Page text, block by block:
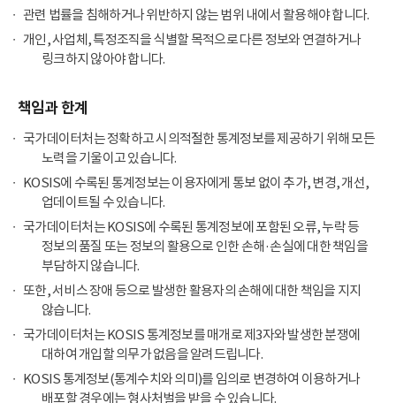
관련 법률을 침해하거나 위반하지 않는 범위 내에서 활용해야 합니다.
개인, 사업체, 특정조직을 식별할 목적으로 다른 정보와 연결하거나
링크하지 않아야 합니다.
책임과 한계
국가데이터처는 정확하고 시의적절한 통계정보를 제공하기 위해 모든
노력을 기울이고 있습니다.
KOSIS에 수록된 통계정보는 이용자에게 통보 없이 추가, 변경, 개선,
업데이트될 수 있습니다.
국가데이터처는 KOSIS에 수록된 통계정보에 포함된 오류, 누락 등
정보의 품질 또는 정보의 활용으로 인한 손해·손실에 대한 책임을
부담하지 않습니다.
또한, 서비스 장애 등으로 발생한 활용자의 손해에 대한 책임을 지지
않습니다.
국가데이터처는 KOSIS 통계정보를 매개로 제3자와 발생한 분쟁에
대하여 개입할 의무가 없음을 알려드립니다.
KOSIS 통계정보(통계수치와 의미)를 임의로 변경하여 이용하거나
배포할 경우에는 형사처벌을 받을 수 있습니다.